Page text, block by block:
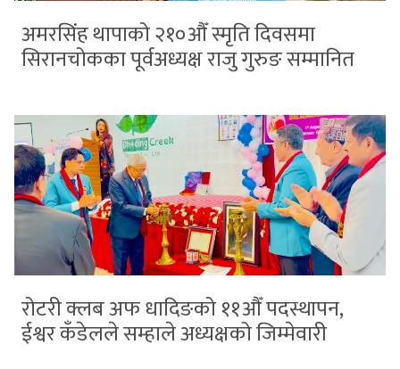
अमरसिंह थापाको २१०औँ स्मृति दिवसमा
सिरानचोकका पूर्वअध्यक्ष राजु गुरुङ सम्मानित
रोटरी क्लब अफ धादिङको ११औँ पदस्थापन,
ईश्वर कँडेलले सम्हाले अध्यक्षको जिम्मेवारी